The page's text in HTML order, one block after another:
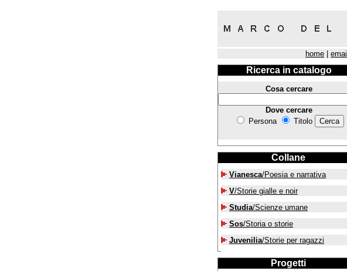
home email
Ricerca in catalogo
Cosa cercare
Dove cercare
Persona
Titolo
Collane
Vianesca/Poesia e narrativa
V/Storie gialle e noir
Studia/Scienze umane
Sos/Storia o storie
Juvenilia/Storie per ragazzi
Progetti